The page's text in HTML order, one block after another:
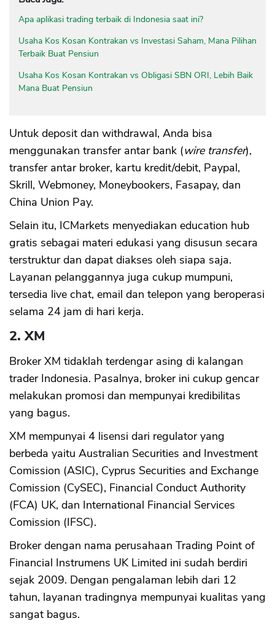
Apa aplikasi trading terbaik di Indonesia saat ini?
Usaha Kos Kosan Kontrakan vs Investasi Saham, Mana Pilihan
Terbaik Buat Pensiun
Usaha Kos Kosan Kontrakan vs Obligasi SBN ORI, Lebih Baik
Mana Buat Pensiun
Untuk deposit dan withdrawal, Anda bisa
menggunakan transfer antar bank (wire transfer),
transfer antar broker, kartu kredit/debit, Paypal,
Skrill, Webmoney, Moneybookers, Fasapay, dan
China Union Pay.
Selain itu, ICMarkets menyediakan education hub
gratis sebagai materi edukasi yang disusun secara
terstruktur dan dapat diakses oleh siapa saja.
Layanan pelanggannya juga cukup mumpuni,
tersedia live chat, email dan telepon yang beroperasi
selama 24 jam di hari kerja.
2. XM
Broker XM tidaklah terdengar asing di kalangan
trader Indonesia. Pasalnya, broker ini cukup gencar
melakukan promosi dan mempunyai kredibilitas
yang bagus.
XM mempunyai 4 lisensi dari regulator yang
berbeda yaitu Australian Securities and Investment
Comission (ASIC), Cyprus Securities and Exchange
Comission (CySEC), Financial Conduct Authority
(FCA) UK, dan International Financial Services
Comission (IFSC).
Broker dengan nama perusahaan Trading Point of
Financial Instrumens UK Limited ini sudah berdiri
sejak 2009. Dengan pengalaman lebih dari 12
tahun, layanan tradingnya mempunyai kualitas yang
sangat bagus.